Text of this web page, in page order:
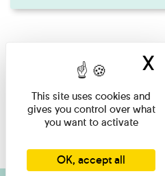
This site uses cookies and
gives you control over what
you want to activate
OK, accept all
X